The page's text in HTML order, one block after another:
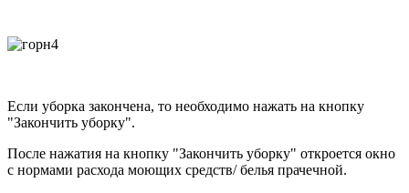
Если уборка закончена, то необходимо нажать на кнопку
"Закончить уборку".
После нажатия на кнопку "Закончить уборку" откроется окно
с нормами расхода моющих средств/ белья прачечной.